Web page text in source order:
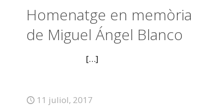
Homenatge en memòria
de Miguel Ángel Blanco
[…]
11 juliol, 2017